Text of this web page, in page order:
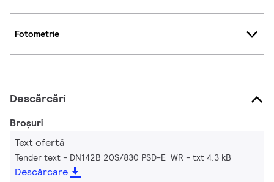
Fotometrie
Descărcări
Broșuri
Text ofertă
Tender text - DN142B 20S/830 PSD-E WR txt 4.3 kB
Descărcare